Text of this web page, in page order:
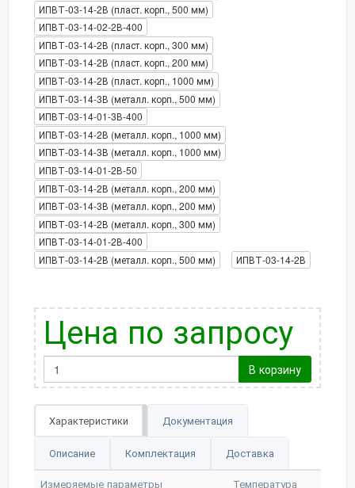
ИПВТ-03-14-2В (пласт. корп., 500 мм)
ИПВТ-03-14-02-2В-400
ИПВТ-03-14-2В (пласт. корп., 300 мм)
ИПВТ-03-14-2В (пласт. корп., 200 мм)
ИПВТ-03-14-2В (пласт. корп., 1000 мм)
ИПВТ-03-14-3В (металл. корп., 500 мм)
ИПВТ-03-14-01-3В-400
ИПВТ-03-14-2В (металл. корп., 1000 мм)
ИПВТ-03-14-3В (металл. корп., 1000 мм)
ИПВТ-03-14-01-2В-50
ИПВТ-03-14-2В (металл. корп., 200 мм)
ИПВТ-03-14-3В (металл. корп., 200 мм)
ИПВТ-03-14-2В (металл. корп., 300 мм)
ИПВТ-03-14-01-2В-400
ИПВТ-03-14-2В (металл. корп., 500 мм)
ИПВТ-03-14-2В
Цена по запросу
В корзину
Характеристики Документация
Описание Комплектация Доставка
Измеряемые параметры
Температура